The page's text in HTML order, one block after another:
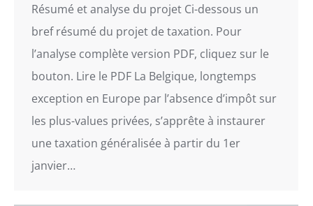
Résumé et analyse du projet Ci-dessous un
bref résumé du projet de taxation. Pour
l’analyse complète version PDF, cliquez sur le
bouton. Lire le PDF La Belgique, longtemps
exception en Europe par l’absence d’impôt sur
les plus-values privées, s’apprête à instaurer
une taxation généralisée à partir du 1er
janvier…